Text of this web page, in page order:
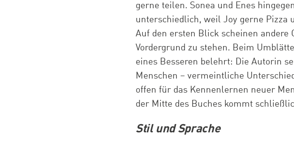
gerne teilen. Sonea und Enes
unterschiedlich, weil Joy gerne Pizza
Auf den ersten Blick scheinen andere
Vordergrund zu stehen. Beim
eines Besseren belehrt: Die Autorin
Menschen – vermeintliche
offen für das Kennenlernen neuer
der Mitte des Buches kommt
Stil und Sprache